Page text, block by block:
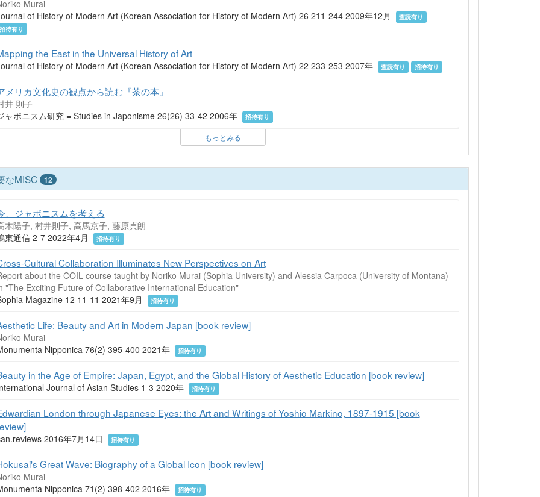
Murai
of History of Modern Art (Korean Association for History of Modern Art) 26 211-244 2009年12月
査読有り
招待有り
the East in the Universal History of Art
of History of Modern Art (Korean Association for History of Modern Art) 22 233-253 2007年 査読有り 招待有り
メリカ文化史の観点から読む『茶の本』
井 則子
ャポニスム研究 = Studies in Japonisme 26(26) 33-42 2006年
招待有り
もっとみる
なMISC 12
、ジャポニスムを考える
木陽子, 村井則子, 高馬京子, 藤原貞朗
東通信 2-7 2022年4月
招待有り
Cultural Collaboration Illuminates New Perspectives on Art
about the COIL course taught by Noriko Murai (Sophia University) and Alessia Carpoca (University of Montana)
"The Exciting Future of Collaborative International Education"
Magazine 12 11-11 2021年9月
招待有り
Life: Beauty and Art in Modern Japan [book review]
Murai
Nipponica 76(2) 395-400 2021年
招待有り
in the Age of Empire: Japan, Egypt, and the Global History of Aesthetic Education [book review]
Journal of Asian Studies 1-3 2020年 招待有り
London through Japanese Eyes: the Art and Writings of Yoshio Markino, 1897-1915 [book
2016年7月14日 招待有り
Great Wave: Biography of a Global Icon [book review]
Murai
Nipponica 71(2) 398-402 2016年
招待有り